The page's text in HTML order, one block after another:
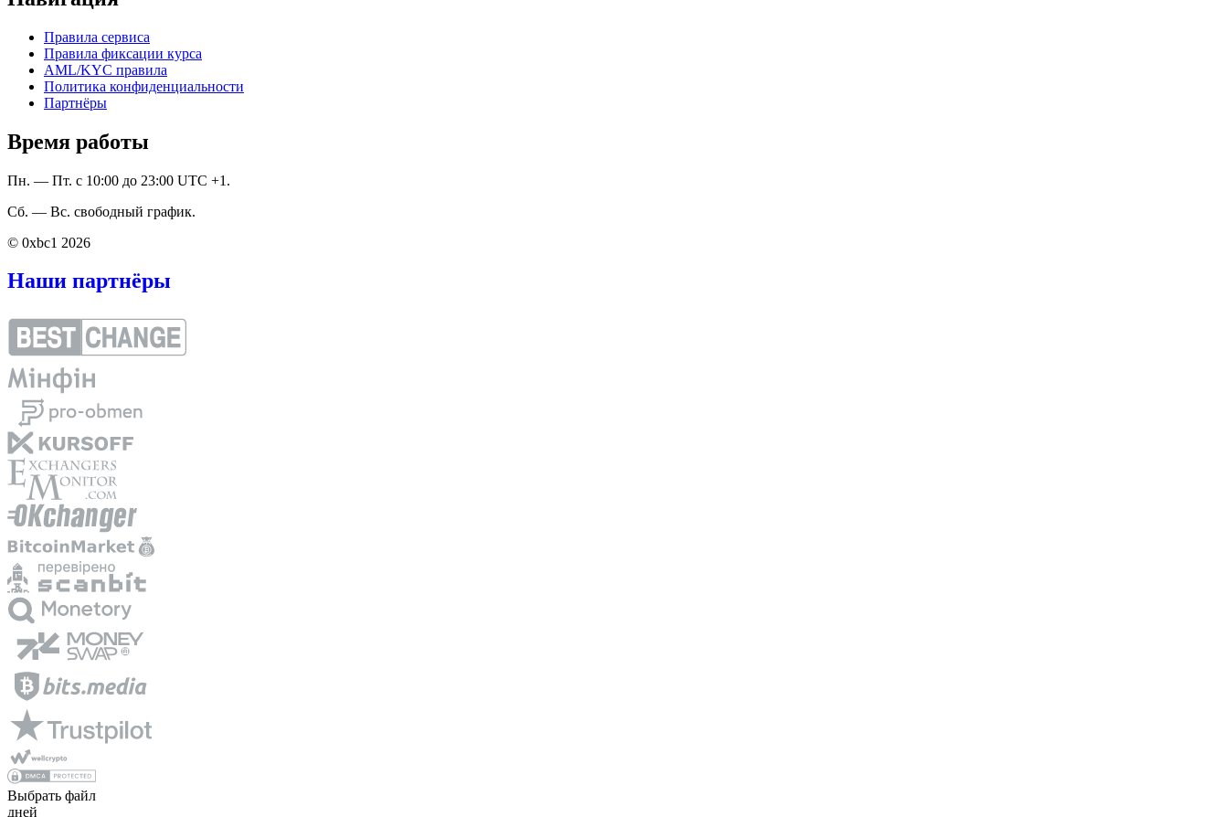
Правила сервиса
Правила фиксации курса
AML/KYC правила
Политика конфиденциальности
Партнёры
Время работы
Пн. — Пт. с 10:00 до 23:00 UTC +1.
Сб. — Вс. свободный график.
© 0xbc1 2026
Наши партнёры
Выбрать файл
дней